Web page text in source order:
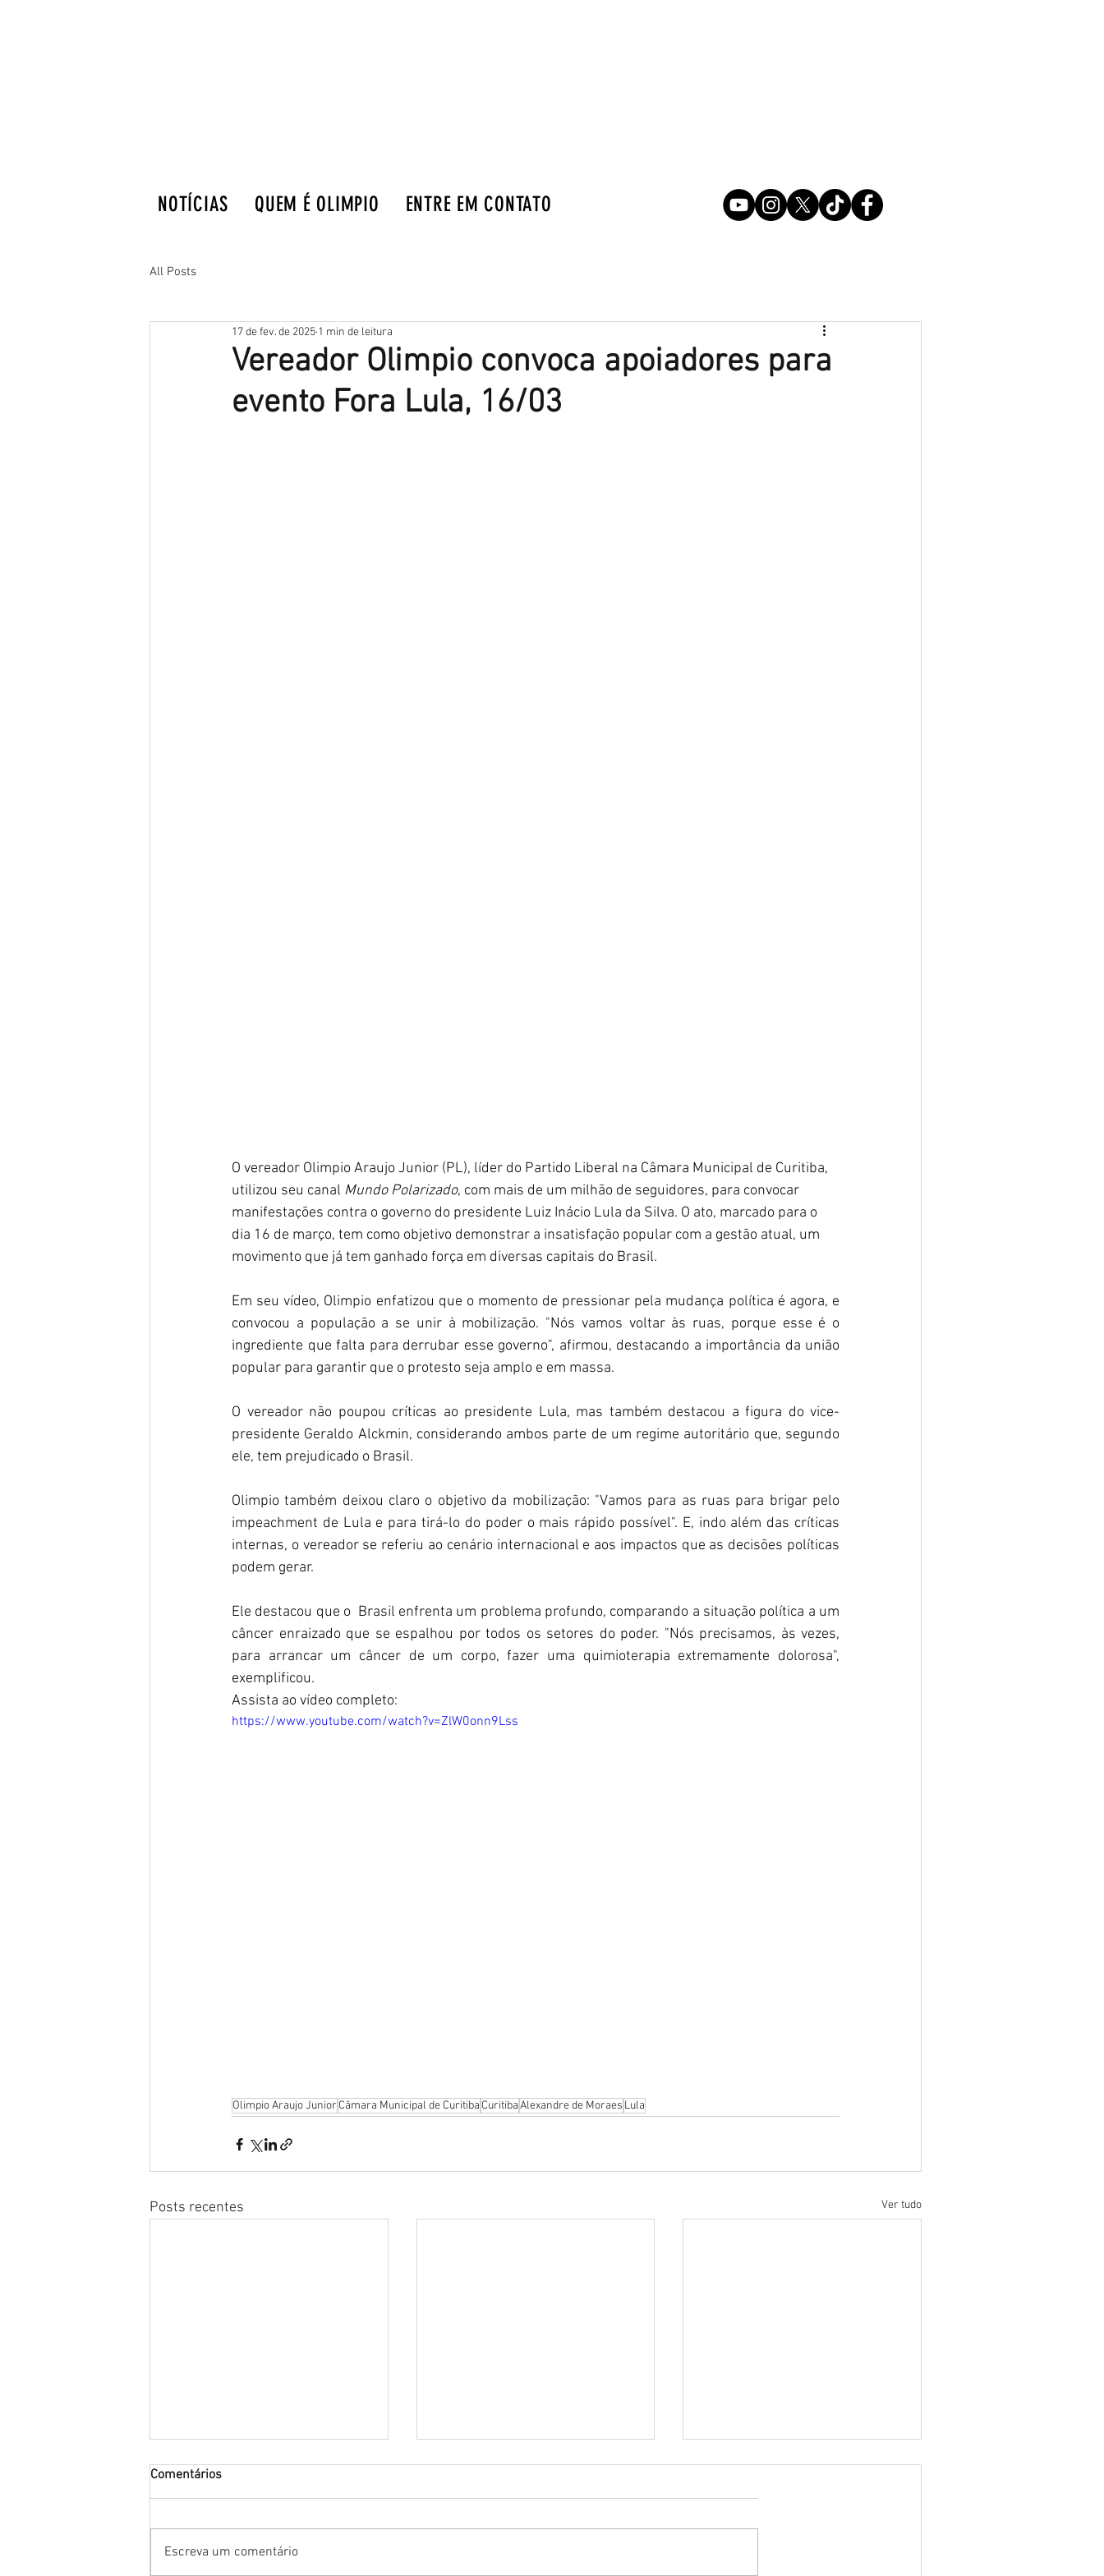
NOTÍCIAS QUEM É OLIMPIO ENTRE EM CONTATO
All Posts
Vereador Olimpio convoca apoiadores para
evento Fora Lula, 16/03
17 de fev. de 2025 1 min de leitura
O vereador Olimpio Araujo Junior (PL), líder do Partido Liberal na Câmara Municipal de Curitiba,
utilizou seu canal Mundo Polarizado, com mais de um milhão de seguidores, para convocar
manifestações contra o governo do presidente Luiz Inácio Lula da Silva. O ato, marcado para o
dia 16 de março, tem como objetivo demonstrar a insatisfação popular com a gestão atual, um
movimento que já tem ganhado força em diversas capitais do Brasil.
Em seu vídeo, Olimpio enfatizou que o momento de pressionar pela mudança política é agora, e
convocou a população a se unir à mobilização. "Nós vamos voltar às ruas, porque esse é o
ingrediente que falta para derrubar esse governo", afirmou, destacando a importância da união
popular para garantir que o protesto seja amplo e em massa.
O vereador não poupou críticas ao presidente Lula, mas também destacou a figura do vice-
presidente Geraldo Alckmin, considerando ambos parte de um regime autoritário que, segundo
ele, tem prejudicado o Brasil.
Olimpio também deixou claro o objetivo da mobilização: "Vamos para as ruas para brigar pelo
impeachment de Lula e para tirá-lo do poder o mais rápido possível". E, indo além das críticas
internas, o vereador se referiu ao cenário internacional e aos impactos que as decisões políticas
podem gerar.
Ele destacou que o  Brasil enfrenta um problema profundo, comparando a situação política a um
câncer enraizado que se espalhou por todos os setores do poder. "Nós precisamos, às vezes,
para arrancar um câncer de um corpo, fazer uma quimioterapia extremamente dolorosa",
exemplificou.
Assista ao vídeo completo:
https://www.youtube.com/watch?v=ZlW0onn9Lss
Olimpio Araujo Junior Câmara Municipal de Curitiba CuritibaAlexandre de Moraes Lula
Posts recentes Ver tudo
Comentários
Escreva um comentário